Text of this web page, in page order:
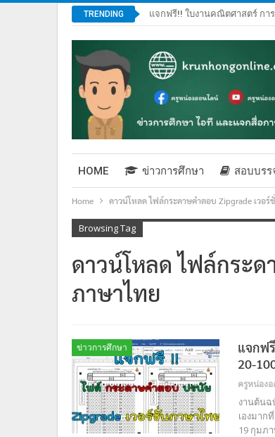
TRENDING แจกฟรี!! ใบงานคณิตศาสตร์ กา
HOME ข่าวการศึกษา สอบบรร
Home ดาวน์โหลด ไฟล์กระดาษคำตอบ Zipgrade เวอร์
Browsing Tag
ดาวน์โหลด ไฟล์กระ
ภาษาไทย
ข่าวการศึกษา
แจกฟ
20-
ครูหน่อง
งานต้นฉ
เองมาก
19 กุมภ